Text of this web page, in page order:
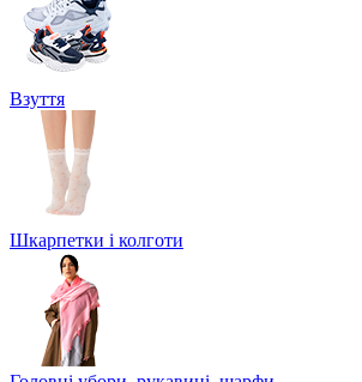
Взуття
Шкарпетки і колготи